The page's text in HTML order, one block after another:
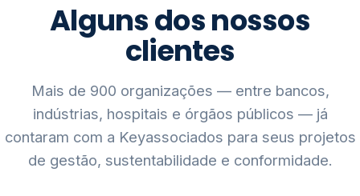
Alguns dos nossos
clientes
Mais de 900 organizações — entre bancos,
indústrias, hospitais e órgãos públicos — já
contaram com a Keyassociados para seus projetos
de gestão, sustentabilidade e conformidade.